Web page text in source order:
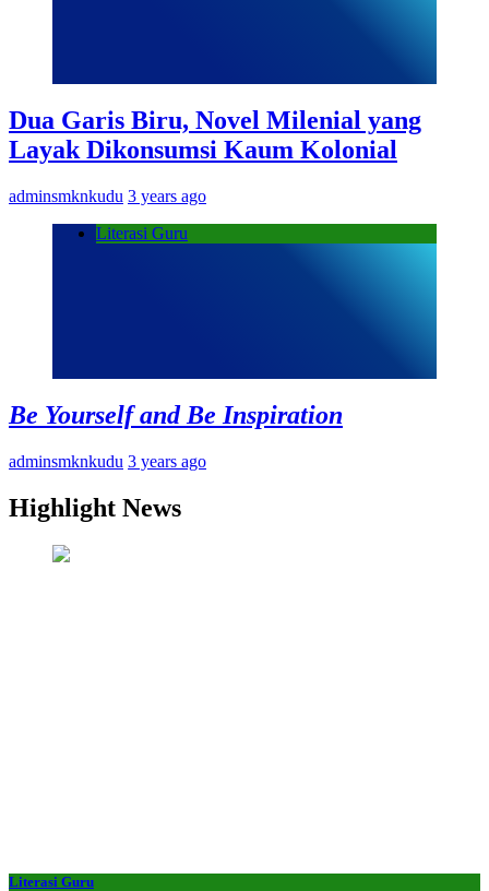
Dua Garis Biru, Novel Milenial yang
Layak Dikonsumsi Kaum Kolonial
adminsmknkudu 3 years ago
Literasi Guru
Be Yourself and Be Inspiration
adminsmknkudu 3 years ago
Highlight News
Literasi Guru